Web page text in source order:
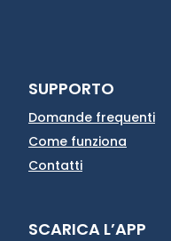
SUPPORTO
Domande frequenti
Come funziona
Contatti
SCARICA L’APP